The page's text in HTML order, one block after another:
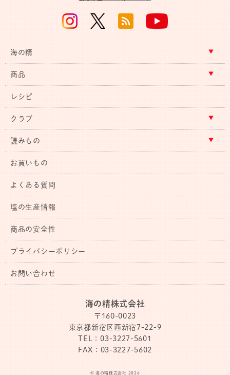
海の精
商品
レシピ
クラブ
読みもの
お買いもの
よくある質問
塩の生産情報
商品の安全性
プライバシーポリシー
お問い合わせ
海の精株式会社
〒160-0023
東京都新宿区西新宿7-22-9
TEL：03-3227-5601
FAX：03-3227-5602
© 海の精株式会社 2026